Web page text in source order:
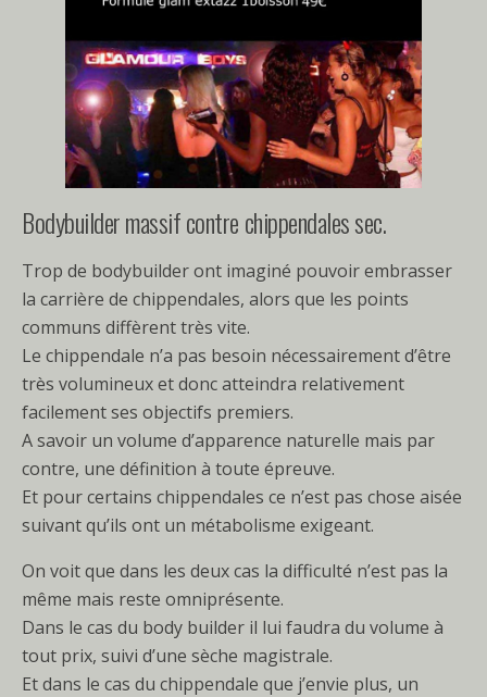
Bodybuilder massif contre chippendales sec.
Trop de bodybuilder ont imaginé pouvoir embrasser
la carrière de chippendales, alors que les points
communs diffèrent très vite.
Le chippendale n’a pas besoin nécessairement d’être
très volumineux et donc atteindra relativement
facilement ses objectifs premiers.
A savoir un volume d’apparence naturelle mais par
contre, une définition à toute épreuve.
Et pour certains chippendales ce n’est pas chose aisée
suivant qu’ils ont un métabolisme exigeant.
On voit que dans les deux cas la difficulté n’est pas la
même mais reste omniprésente.
Dans le cas du body builder il lui faudra du volume à
tout prix, suivi d’une sèche magistrale.
Et dans le cas du chippendale que j’envie plus, un